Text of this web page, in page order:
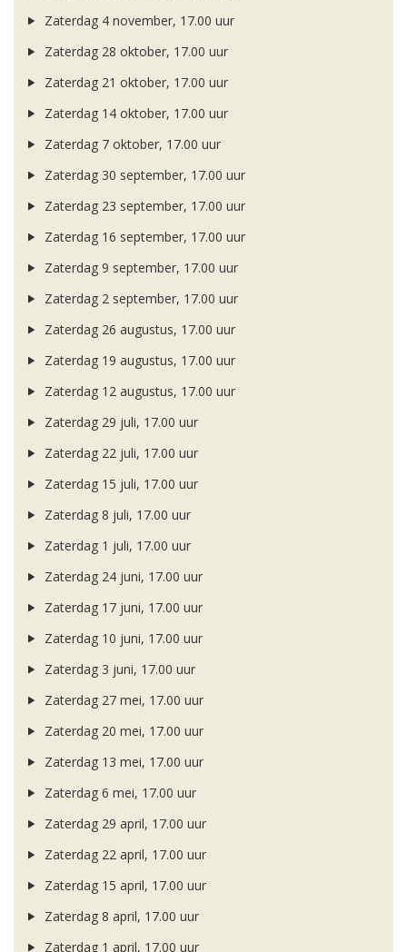
Zaterdag 4 november, 17.00 uur
Zaterdag 28 oktober, 17.00 uur
Zaterdag 21 oktober, 17.00 uur
Zaterdag 14 oktober, 17.00 uur
Zaterdag 7 oktober, 17.00 uur
Zaterdag 30 september, 17.00 uur
Zaterdag 23 september, 17.00 uur
Zaterdag 16 september, 17.00 uur
Zaterdag 9 september, 17.00 uur
Zaterdag 2 september, 17.00 uur
Zaterdag 26 augustus, 17.00 uur
Zaterdag 19 augustus, 17.00 uur
Zaterdag 12 augustus, 17.00 uur
Zaterdag 29 juli, 17.00 uur
Zaterdag 22 juli, 17.00 uur
Zaterdag 15 juli, 17.00 uur
Zaterdag 8 juli, 17.00 uur
Zaterdag 1 juli, 17.00 uur
Zaterdag 24 juni, 17.00 uur
Zaterdag 17 juni, 17.00 uur
Zaterdag 10 juni, 17.00 uur
Zaterdag 3 juni, 17.00 uur
Zaterdag 27 mei, 17.00 uur
Zaterdag 20 mei, 17.00 uur
Zaterdag 13 mei, 17.00 uur
Zaterdag 6 mei, 17.00 uur
Zaterdag 29 april, 17.00 uur
Zaterdag 22 april, 17.00 uur
Zaterdag 15 april, 17.00 uur
Zaterdag 8 april, 17.00 uur
Zaterdag 1 april, 17.00 uur